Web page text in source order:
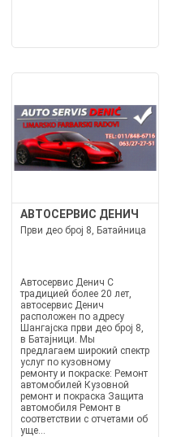
АВТОСЕРВИС ДЕНИЧ
Први део број 8, Батайница
Автосервис Денич С
традицией более 20 лет,
автосервис Денич
расположен по адресу
Шангајска први део број 8,
в Батајници. Мы
предлагаем широкий спектр
услуг по кузовному
ремонту и покраске: Ремонт
автомобилей Кузовной
ремонт и покраска Защита
автомобиля Ремонт в
соответствии с отчетами об
уще...